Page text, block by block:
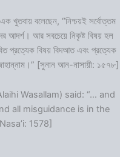
খুতবায় বলেছেন, “নিশ্চয়ই সর্বোত্তম
আদর্শ। আর সবচেয়ে নিকৃষ্ট বিষয় হল
প্রত্যেক বিষয় বিদআত এবং প্রত্যেক
[সুনান আন-নাসায়ী: ১৫৭৮]
Wasallam) said: “… and
all misguidance is in the
1578]